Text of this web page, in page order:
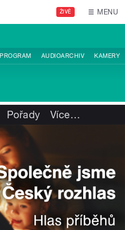
ŽIVĚ MENU
PROGRAM AUDIOARCHIV KAMERY
Pořady Více…